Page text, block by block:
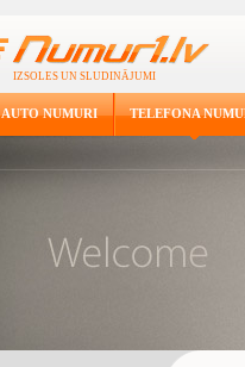
IZSOLES UN SLUDINĀJUMI
AUTO NUMURI TELEFONA